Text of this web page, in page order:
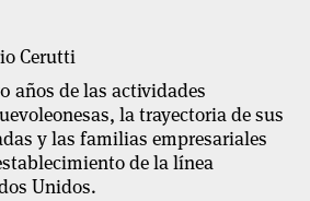
Cerutti
años de las actividades
la trayectoria de sus
y las familias empresariales
de la línea
Unidos.